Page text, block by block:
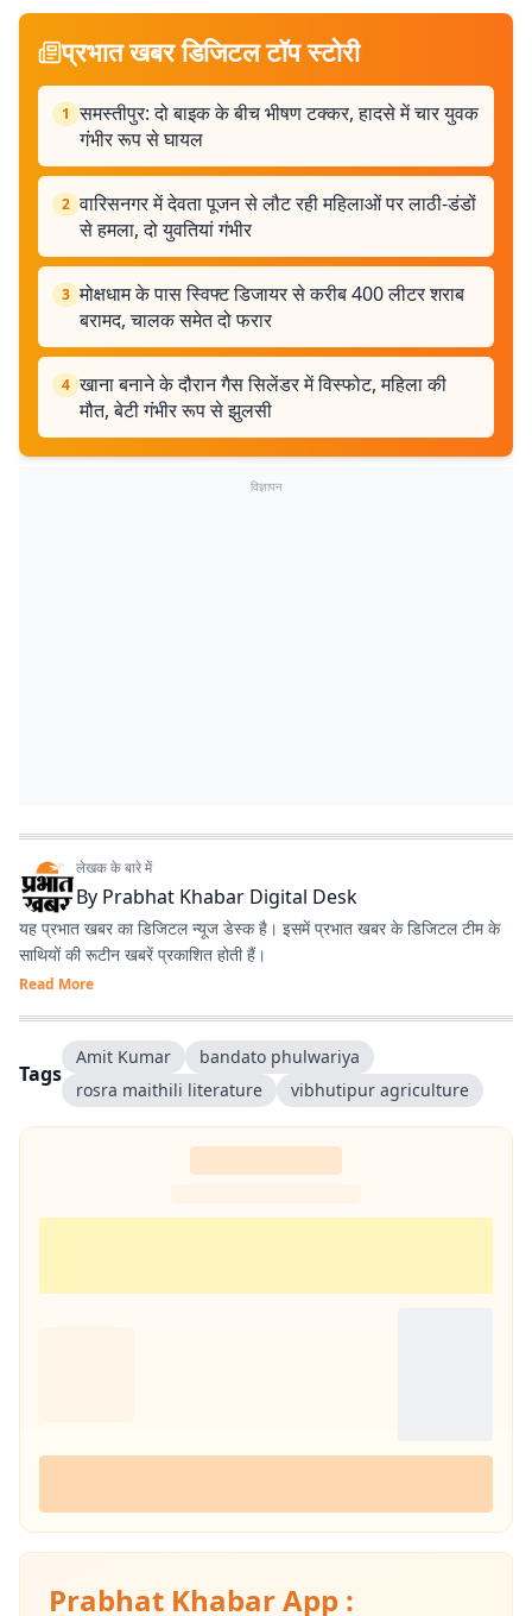
प्रभात खबर डिजिटल टॉप स्टोरी
1 समस्तीपुर: दो बाइक के बीच भीषण टक्कर, हादसे में चार युवक
गंभीर रूप से घायल
2 वारिसनगर में देवता पूजन से लौट रही महिलाओं पर लाठी-डंडों
से हमला, दो युवतियां गंभीर
3 मोक्षधाम के पास स्विफ्ट डिजायर से करीब 400 लीटर शराब
बरामद, चालक समेत दो फरार
4 खाना बनाने के दौरान गैस सिलेंडर में विस्फोट, महिला की
मौत, बेटी गंभीर रूप से झुलसी
विज्ञापन
लेखक के बारे में
By Prabhat Khabar Digital Desk
यह प्रभात खबर का डिजिटल न्यूज डेस्क है। इसमें प्रभात खबर के डिजिटल टीम के
साथियों की रूटीन खबरें प्रकाशित होती हैं।
Read More
Tags
Amit Kumar
bandato phulwariya
rosra maithili literature
vibhutipur agriculture
Prabhat Khabar App :